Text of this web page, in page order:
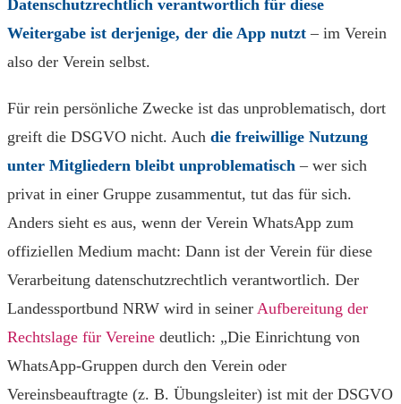
Datenschutzrechtlich verantwortlich für diese
Weitergabe ist derjenige, der die App nutzt – im Verein
also der Verein selbst.
Für rein persönliche Zwecke ist das unproblematisch, dort
greift die DSGVO nicht. Auch die freiwillige Nutzung
unter Mitgliedern bleibt unproblematisch – wer sich
privat in einer Gruppe zusammentut, tut das für sich.
Anders sieht es aus, wenn der Verein WhatsApp zum
offiziellen Medium macht: Dann ist der Verein für diese
Verarbeitung datenschutzrechtlich verantwortlich. Der
Landessportbund NRW wird in seiner Aufbereitung der
Rechtslage für Vereine deutlich: „Die Einrichtung von
WhatsApp-Gruppen durch den Verein oder
Vereinsbeauftragte (z. B. Übungsleiter) ist mit der DSGVO